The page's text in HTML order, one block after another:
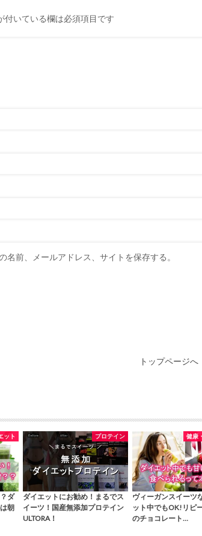
付いている欄は必須項目です
前、メールアドレス、サイトを保存する。
トップページへ
ット
ダ
朝
プロテイン
ダイエットにお勧め！まるでス
イーツ！国産無添加プロテイン
ULTORA！
健康
ヴィーガンスイーツ
ット中でもOK!リピ
のチョコレート…